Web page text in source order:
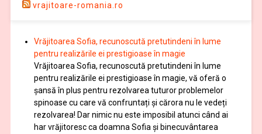
vrajitoare-romania.ro
Vrăjitoarea Sofia, recunoscută pretutindeni în lume
pentru realizările ei prestigioase în magie
Vrăjitoarea Sofia, recunoscută pretutindeni în lume
pentru realizările ei prestigioase în magie, vă oferă o
şansă în plus pentru rezolvarea tuturor problemelor
spinoase cu care vă confruntați și cărora nu le vedeți
rezolvarea! Dar nimic nu este imposibil atunci când ai
har vrăjitoresc ca doamna Sofia şi binecuvântarea